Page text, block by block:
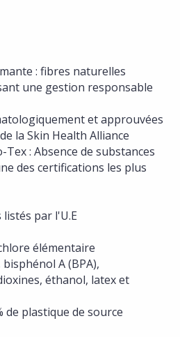
: fibres naturelles
une gestion responsable
et approuvées
la Skin Health Alliance
: Absence de substances
des certifications les plus
listés par l'U.E
élémentaire
A (BPA),
éthanol, latex et
de plastique de source